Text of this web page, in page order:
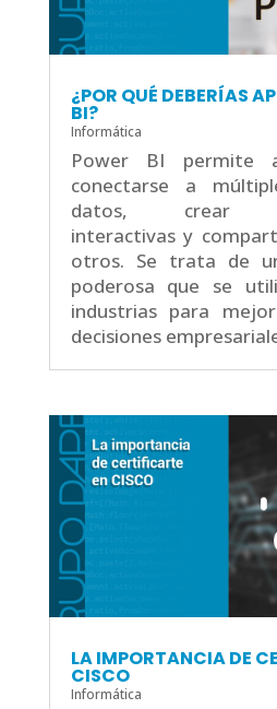
¿POR QUÉ DEBERÍAS
BI?
Informática
Power BI permite
conectarse a
datos, crear
interactivas y
otros. Se trata de
poderosa que se
industrias para
decisiones
LA IMPORTANCIA DE
CISCO
Informática